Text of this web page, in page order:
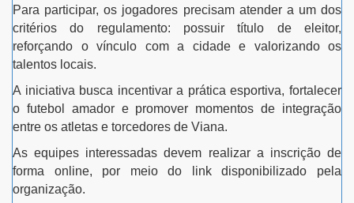
Para participar, os jogadores precisam atender a um dos
critérios do regulamento: possuir título de eleitor,
reforçando o vínculo com a cidade e valorizando os
talentos locais.
A iniciativa busca incentivar a prática esportiva, fortalecer
o futebol amador e promover momentos de integração
entre os atletas e torcedores de Viana.
As equipes interessadas devem realizar a inscrição de
forma online, por meio do link disponibilizado pela
organização.